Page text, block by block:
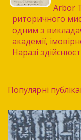
Arbor
риторичного
одним з
академії,
Наразі
Популярні